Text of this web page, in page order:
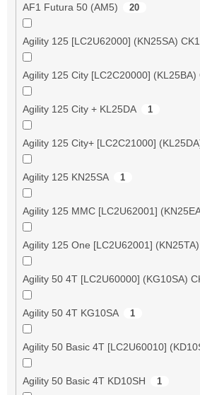
AF1 Futura 50 (AM5) 20
Agility 125 [LC2U62000] (KN25SA)
Agility 125 City [LC2C20000] (KL25BA)
Agility 125 City + KL25DA 1
Agility 125 City+ [LC2C21000]
Agility 125 KN25SA 1
Agility 125 MMC [LC2U62001]
Agility 125 One [LC2U62001]
Agility 50 4T [LC2U60000] (KG10SA)
Agility 50 4T KG10SA 1
Agility 50 Basic 4T [LC2U60010]
Agility 50 Basic 4T KD10SH 1